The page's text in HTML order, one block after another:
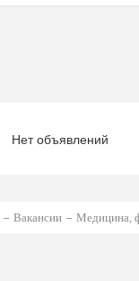
Нет объявлений
Вакансии Медицина,